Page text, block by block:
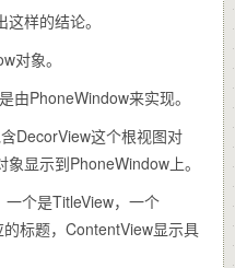
样的结论。
象。
PhoneWindow来实现。
这个根视图对
显示到PhoneWindow上。
个是TitleView，一个
标题，ContentView显示具